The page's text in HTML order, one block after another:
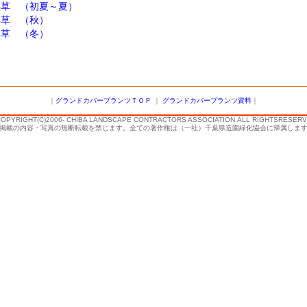
（初夏～夏）
（秋）
（冬）
｜ グランドカバープランツＴＯＰ ｜ グランドカバープランツ資料 ｜
CHIBA LANDSCAPE CONTRACTORS ASSOCIATION.ALL
の内容・写真の無断転載を禁じます。全ての著作権は（一社）千葉県造園緑化協会に帰属します